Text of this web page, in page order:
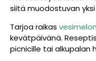
siitä muodostuvan
Tarjoa raikas
kevätpäivänä.
picnicille tai alkupalan